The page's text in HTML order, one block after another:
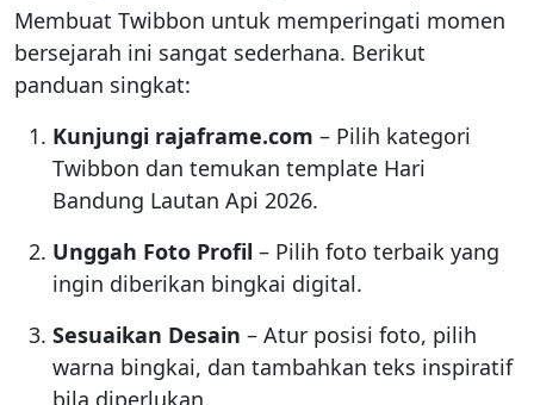
Membuat Twibbon untuk memperingati momen
bersejarah ini sangat sederhana. Berikut
panduan singkat:
Kunjungi rajaframe.com – Pilih kategori
Twibbon dan temukan template Hari
Bandung Lautan Api 2026.
Unggah Foto Profil – Pilih foto terbaik yang
ingin diberikan bingkai digital.
Sesuaikan Desain – Atur posisi foto, pilih
warna bingkai, dan tambahkan teks inspiratif
bila diperlukan.